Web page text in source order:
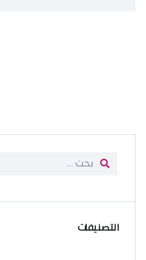
التصنيفات